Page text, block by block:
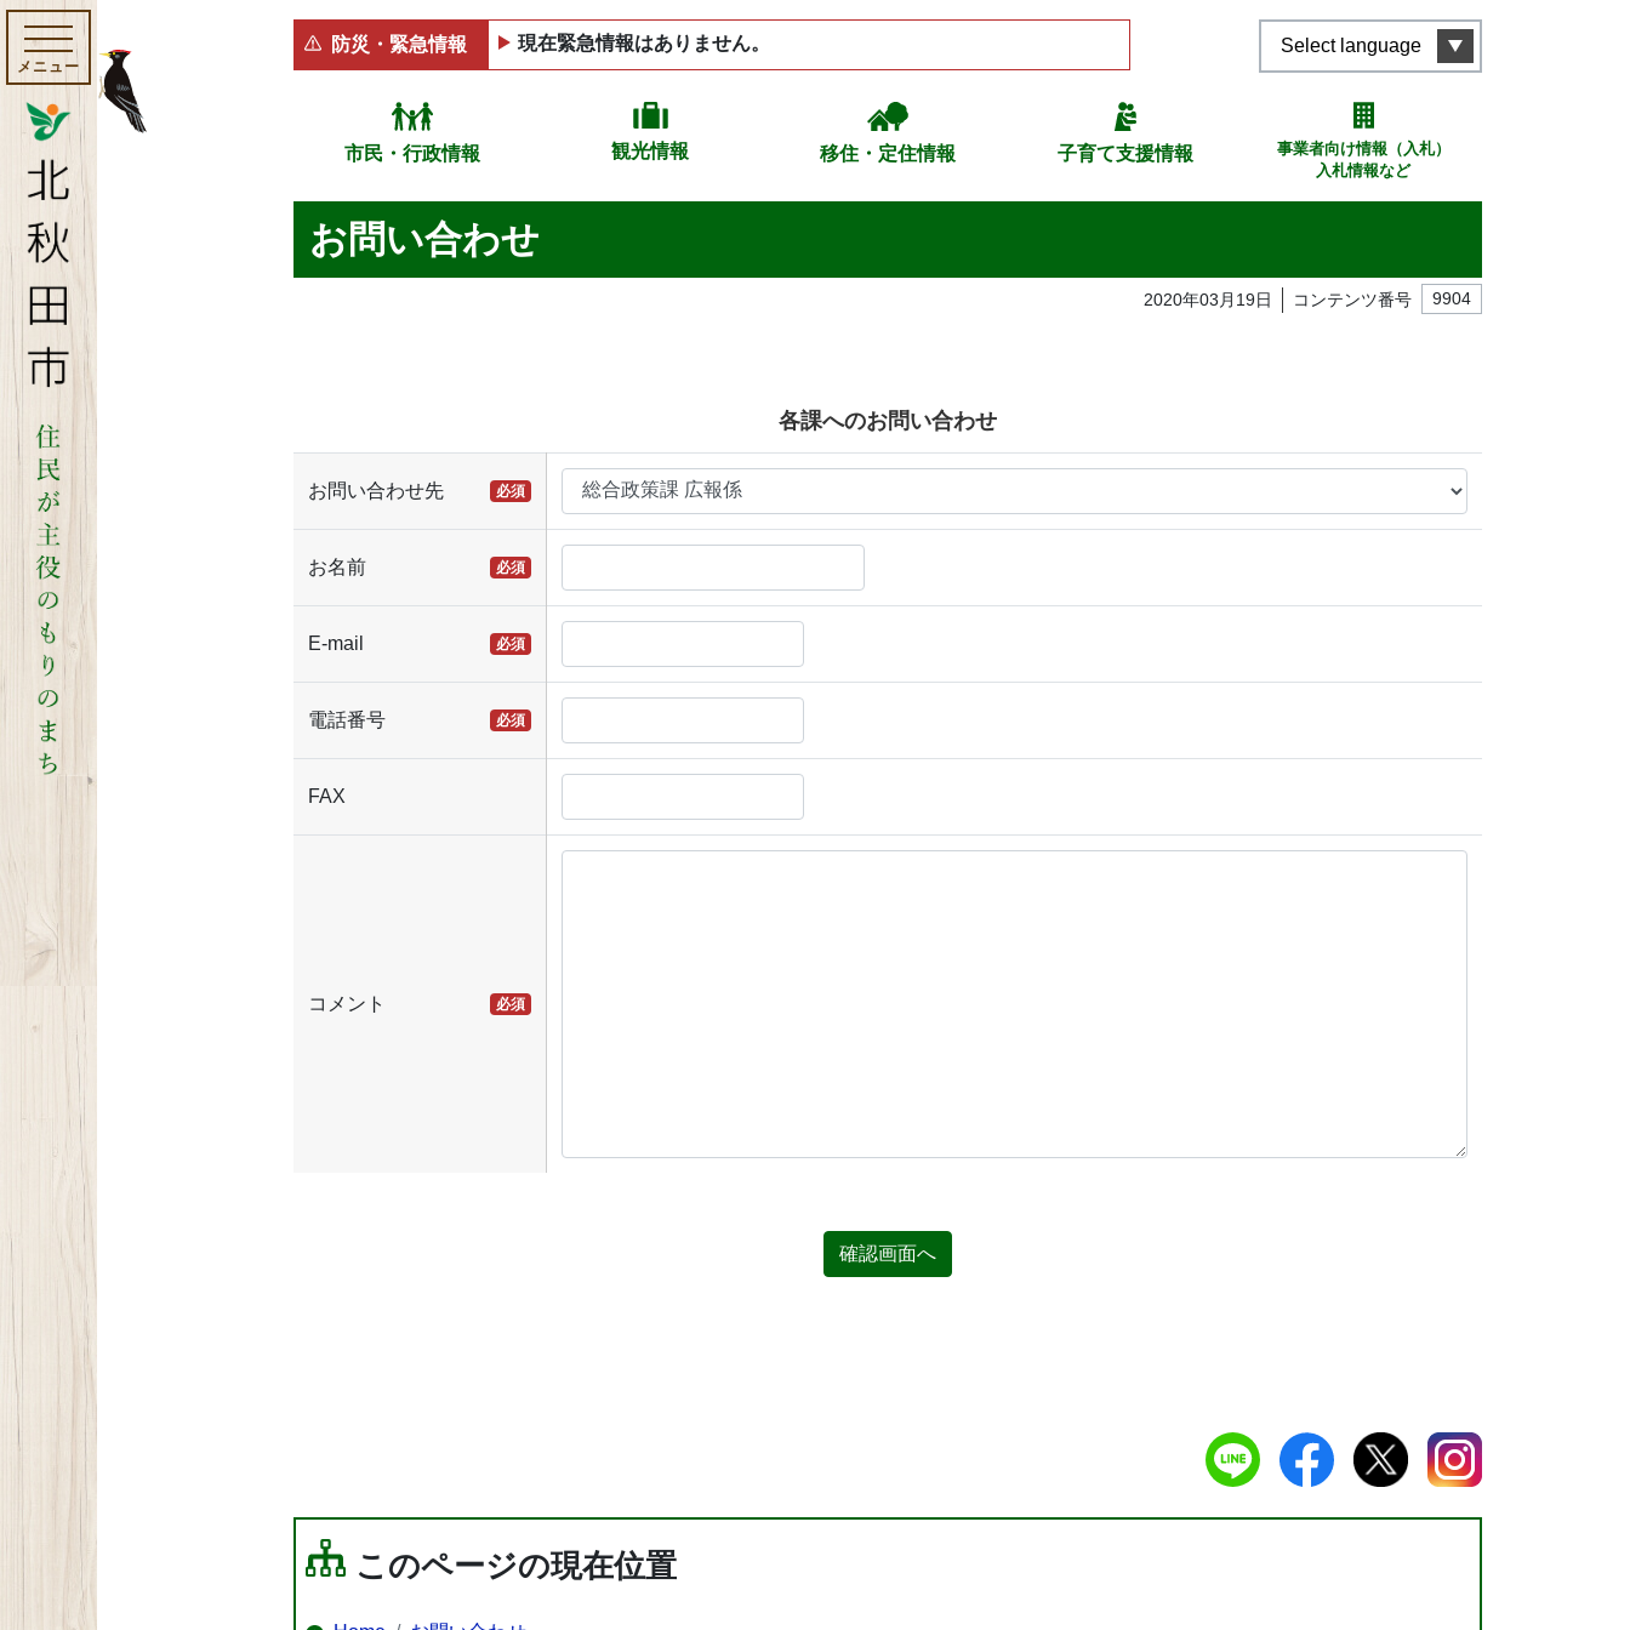
メニュー
防災・緊急情報 現在緊急情報はありません。 Select language
市民・行政情報 観光情報 移住・定住情報 子育て支援情報
事業者向け情報（入札）
入札情報など
お問い合わせ
2020年03月19日 コンテンツ番号 9904
各課へのお問い合わせ
お問い合わせ先 必須
お名前 必須
E-mail 必須
電話番号 必須
FAX
コメント 必須
確認画面へ
このページの現在位置